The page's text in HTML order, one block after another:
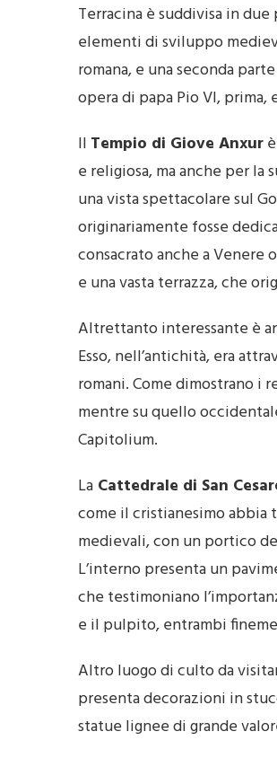
Terracina è suddivisa in
elementi di sviluppo
romana, e una seconda
opera di papa Pio VI, prima,
Il Tempio di Giove Anxur
e religiosa, ma anche per
una vista spettacolare sul
originariamente fosse
consacrato anche a Venere
e una vasta terrazza, che
Altrettanto interessante è
Esso, nell’antichità, era
romani. Come dimostrano i
mentre su quello
Capitolium.
La Cattedrale di San
come il cristianesimo abbia
medievali, con un portico
L’interno presenta un
che testimoniano
e il pulpito, entrambi
Altro luogo di culto da
presenta decorazioni in
statue lignee di grande